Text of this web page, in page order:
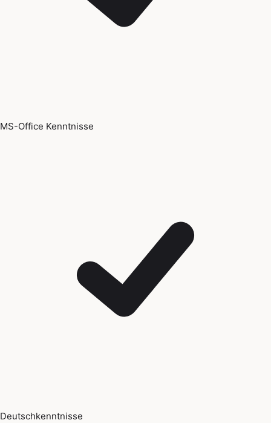
MS-Office Kenntnisse
Deutschkenntnisse